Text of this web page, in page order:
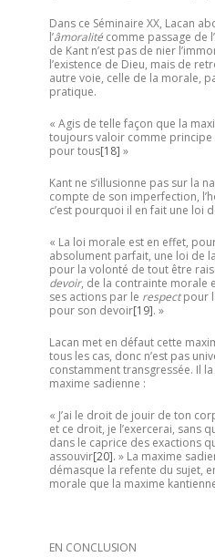
Dans ce Séminaire XX, Lacan
l’âmoralité comme passage de
de Kant n’est pas de nier
l’existence de Dieu, mais de
autre voie, celle de la morale,
pratique.
« Agis de telle façon que la
toujours valoir comme principe
pour tous[18] »
Kant ne s’illusionne pas sur la
compte de son imperfection,
c’est pourquoi il en fait une loi
« La loi morale est en effet,
absolument parfait, une loi de la
pour la volonté de tout être
devoir, de la contrainte morale
ses actions par le respectpour
pour son devoir[19]. »
Lacan met en défaut cette
tous les cas, donc n’est pas
constamment transgressée. Il
maxime sadienne :
« J’ai le droit de jouir de ton
et ce droit, je l’exercerai, sans
dans le caprice des exactions
assouvir[20]. » La maxime
démasque la refente du sujet,
morale que la maxime
EN CONCLUSION